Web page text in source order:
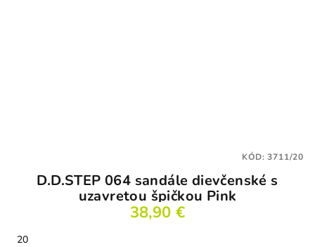
D.D.STEP 064 sandále dievčenské s
uzavretou špičkou Pink
38,90 €
20
KÓD:3711/20